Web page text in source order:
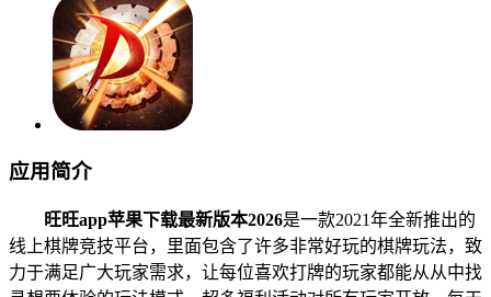
应用简介
旺旺app苹果下载最新版本2026是一款2021年全新推出的
线上棋牌竞技平台，里面包含了许多非常好玩的棋牌玩法，致
力于满足广大玩家需求，让每位喜欢打牌的玩家都能从从中找